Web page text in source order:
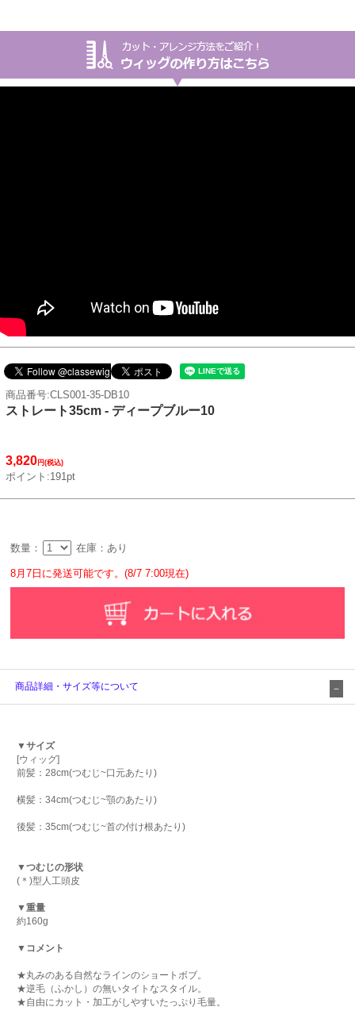
商品番号:CLS001-35-DB10
ストレート35cm - ディープブルー10
3,820円(税込)
ポイント:191pt
数量： 在庫：あり
8月7日に発送可能です。(8/7 7:00現在)
商品詳細・サイズ等について
▼サイズ
[ウィッグ]
前髪：28cm(つむじ~口元あたり)
横髪：34cm(つむじ~顎のあたり)
後髪：35cm(つむじ~首の付け根あたり)
▼つむじの形状
(＊)型人工頭皮
▼重量
約160g
▼コメント
★丸みのある自然なラインのショートボブ。
★逆毛（ふかし）の無いタイトなスタイル。
★自由にカット・加工がしやすいたっぷり毛量。